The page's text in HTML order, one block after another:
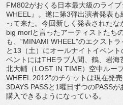
FM802がおくる日本最大級のライ
WHEEL』。遂に第3弾出演者発表
って来た。今回新しく発表された
big morlと言ったアーティストたち
も、“MINAMI WHEEL”のエクスト
と13（土）にオールナイトイベン
ベントにはTHEラブ人間、鶴、岩
北大輔（LOST IN TIME）空中ルー
WHEEL 2012”のチケットは現在発
3DAYS PASSと1曜日ずつのPASS
購入できるようになっている。